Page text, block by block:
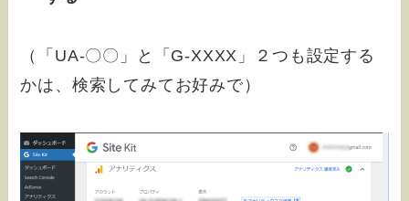
（「UA-〇〇」と「G-XXXX」２つも設定する
かは、検索してみてお好みで）